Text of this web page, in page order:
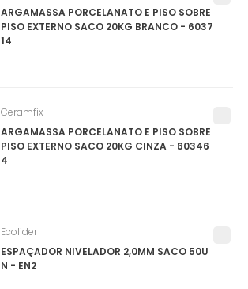
ARGAMASSA PORCELANATO E PISO SOBRE
PISO EXTERNO SACO 20KG BRANCO - 6037
14
ARGAMASSA PORCELANATO E PISO SOBRE
PISO EXTERNO SACO 20KG CINZA - 60346
4
Ceramfix
ESPAÇADOR NIVELADOR 2,0MM SACO 50U
N - EN2
Ecolider